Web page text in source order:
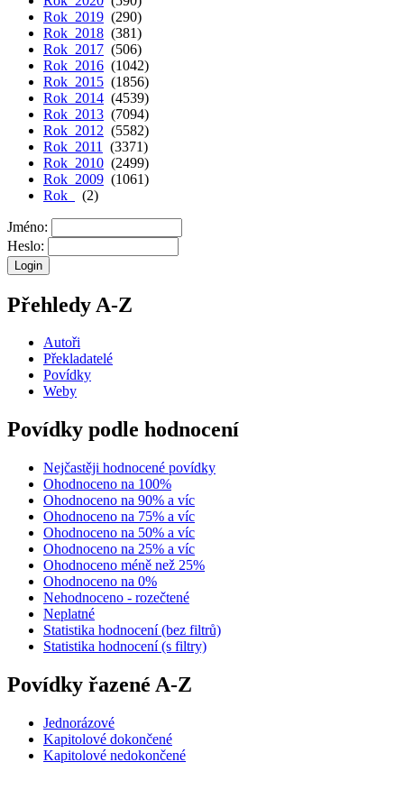
Rok 2019 (290)
Rok 2018 (381)
Rok 2017 (506)
Rok 2016 (1042)
Rok 2015 (1856)
Rok 2014 (4539)
Rok 2013 (7094)
Rok 2012 (5582)
Rok 2011
(3371)
Rok 2010 (2499)
Rok 2009 (1061)
Rok
(2)
Jméno:
Heslo:
Přehledy A-Z
Autoři
Překladatelé
Povídky
Weby
Povídky podle hodnocení
Nejčastěji hodnocené povídky
Ohodnoceno na 100%
Ohodnoceno na 90% a víc
Ohodnoceno na 75% a víc
Ohodnoceno na 50% a víc
Ohodnoceno na 25% a víc
Ohodnoceno méně než 25%
Ohodnoceno na 0%
Nehodnoceno - rozečtené
Neplatné
Statistika hodnocení (bez filtrů)
Statistika hodnocení (s filtry)
Povídky řazené A-Z
Jednorázové
Kapitolové dokončené
Kapitolové nedokončené